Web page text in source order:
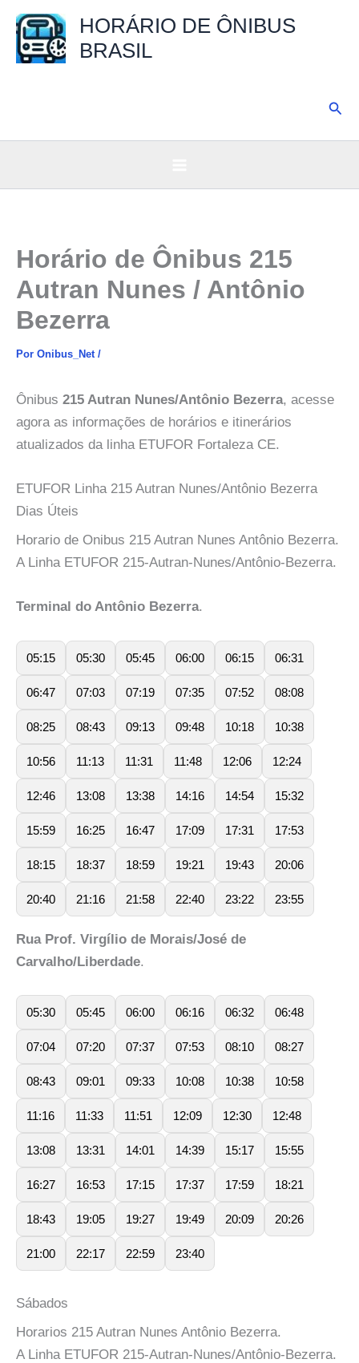
para
HORÁRIO DE ÔNIBUS
BRASIL
Horário de Ônibus 215
Autran Nunes / Antônio
Bezerra
Por Onibus_Net /
Ônibus 215 Autran Nunes/Antônio Bezerra, acesse
agora as informações de horários e itinerários
atualizados da linha ETUFOR Fortaleza CE.
ETUFOR Linha 215 Autran Nunes/Antônio Bezerra
Dias Úteis
Horario de Onibus 215 Autran Nunes Antônio Bezerra.
A Linha ETUFOR 215-Autran-Nunes/Antônio-Bezerra.
Terminal do Antônio Bezerra.
05:15 05:30 05:45 06:00 06:15 06:31
06:47 07:03 07:19 07:35 07:52 08:08
08:25 08:43 09:13 09:48 10:18 10:38
10:56 11:13 11:31 11:48 12:06 12:24
12:46 13:08 13:38 14:16 14:54 15:32
15:59 16:25 16:47 17:09 17:31 17:53
18:15 18:37 18:59 19:21 19:43 20:06
20:40 21:16 21:58 22:40 23:22 23:55
Rua Prof. Virgílio de Morais/José de
Carvalho/Liberdade.
05:30 05:45 06:00 06:16 06:32 06:48
07:04 07:20 07:37 07:53 08:10 08:27
08:43 09:01 09:33 10:08 10:38 10:58
11:16 11:33 11:51 12:09 12:30 12:48
13:08 13:31 14:01 14:39 15:17 15:55
16:27 16:53 17:15 17:37 17:59 18:21
18:43 19:05 19:27 19:49 20:09 20:26
21:00 22:17 22:59 23:40
Sábados
Horarios 215 Autran Nunes Antônio Bezerra.
A Linha ETUFOR 215-Autran-Nunes/Antônio-Bezerra.